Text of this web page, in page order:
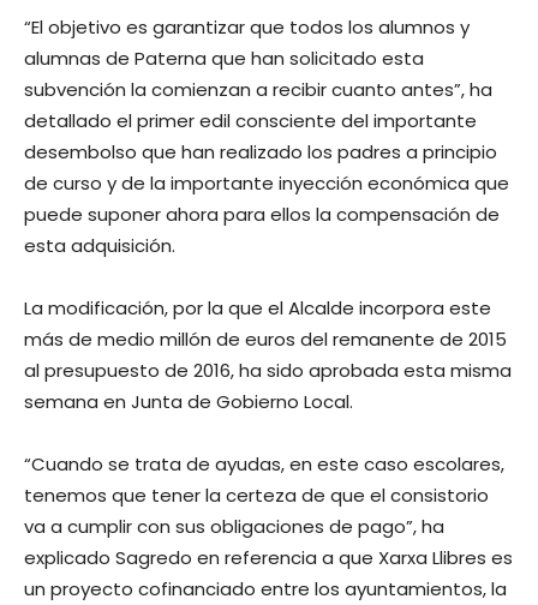
“El objetivo es garantizar que todos los alumnos y
alumnas de Paterna que han solicitado esta
subvención la comienzan a recibir cuanto antes”, ha
detallado el primer edil consciente del importante
desembolso que han realizado los padres a principio
de curso y de la importante inyección económica que
puede suponer ahora para ellos la compensación de
esta adquisición.
La modificación, por la que el Alcalde incorpora este
más de medio millón de euros del remanente de 2015
al presupuesto de 2016, ha sido aprobada esta misma
semana en Junta de Gobierno Local.
“Cuando se trata de ayudas, en este caso escolares,
tenemos que tener la certeza de que el consistorio
va a cumplir con sus obligaciones de pago”, ha
explicado Sagredo en referencia a que Xarxa Llibres es
un proyecto cofinanciado entre los ayuntamientos, la